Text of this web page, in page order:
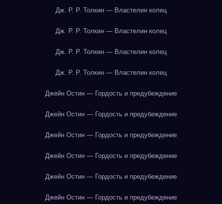
Дж. Р. Р. Толкин — Властелин колец
Дж. Р. Р. Толкин — Властелин колец
Дж. Р. Р. Толкин — Властелин колец
Дж. Р. Р. Толкин — Властелин колец
Джейн Остин — Гордость и предубеждение
Джейн Остин — Гордость и предубеждение
Джейн Остин — Гордость и предубеждение
Джейн Остин — Гордость и предубеждение
Джейн Остин — Гордость и предубеждение
Джейн Остин — Гордость и предубеждение